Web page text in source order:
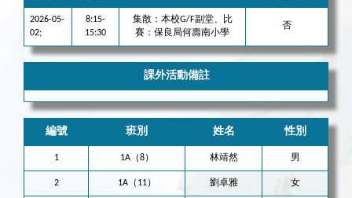
2026-05-
02;
8:15-
15:30
集散：本校G/F副堂、比
賽：保良局何壽南小學
否
課外活動備註
編號 班別 姓名 性別
1 1A（8） 林靖然 男
2 1A（11） 劉卓雅 女